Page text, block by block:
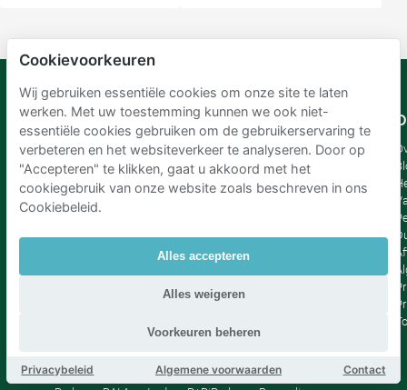
Mobypark
B.V.
Taal
Duits
Spaans
Nederlands
Parkeren Schiphol Parkeren Amsterdam|
Cookievoorkeuren
Wij gebruiken essentiële cookies om onze site te laten
werken. Met uw toestemming kunnen we ook niet-
essentiële cookies gebruiken om de gebruikerservaring te
verbeteren en het websiteverkeer te analyseren. Door op
"Accepteren" te klikken, gaat u akkoord met het
cookiegebruik van onze website zoals beschreven in ons
Cookiebeleid.
Alles accepteren
Alles weigeren
Voorkeuren beheren
Privacybeleid Algemene voorwaarden Contact